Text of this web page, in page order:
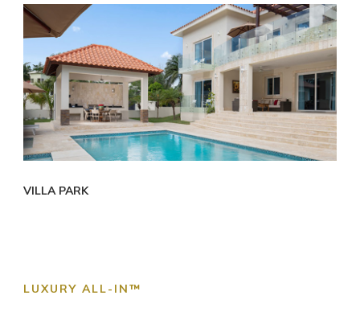
VILLA PARK
LUXURY ALL-IN™